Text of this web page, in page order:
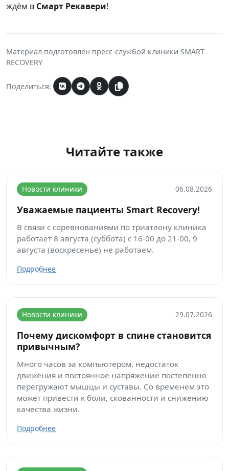
ждём в Смарт Рекавери!
Материал подготовлен пресс-службой клиники SMART
RECOVERY
Поделиться:
Читайте также
Новости клиники 06.08.2026
Уважаемые пациенты Smart Recovery!
В связи с соревнованиями по триатлону клиника
работает 8 августа (суббота) с 16-00 до 21-00, 9
августа (воскресенье) не работаем.
Подробнее
Новости клиники 29.07.2026
Почему дискомфорт в спине становится
привычным?
Много часов за компьютером, недостаток
движения и постоянное напряжение постепенно
перегружают мышцы и суставы. Со временем это
может привести к боли, скованности и снижению
качества жизни.
Подробнее